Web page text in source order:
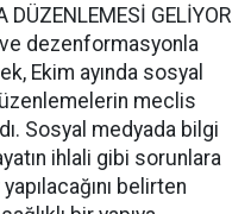
DÜZENLEMESİ GELİYOR
dezenformasyonla
Ekim ayında sosyal
meclis
Sosyal medyada bilgi
ihlali gibi sorunlara
belirten